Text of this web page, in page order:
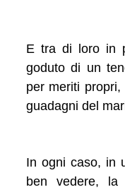
E tra di loro in
goduto di un
per meriti
guadagni del
In ogni caso, in
ben vedere, la